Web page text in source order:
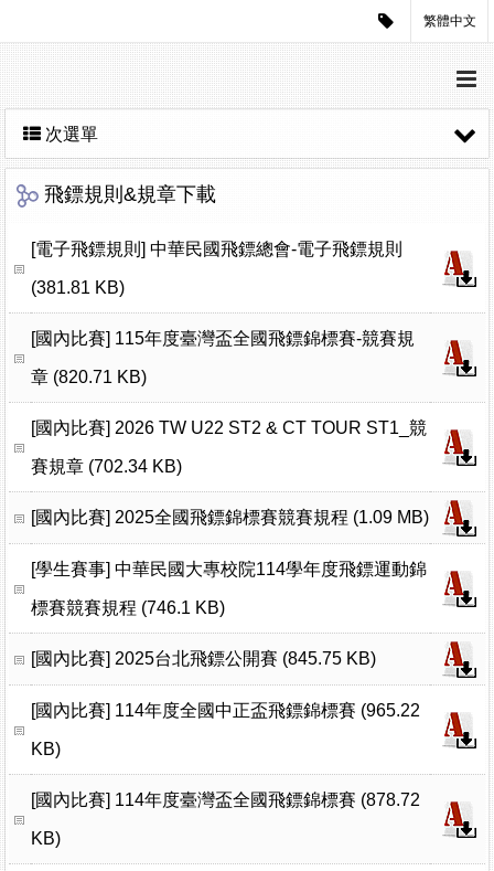
繁體中文
次選單
飛鏢規則&規章下載
[電子飛鏢規則] 中華民國飛鏢總會-電子飛鏢規則
(381.81 KB)
[國內比賽] 115年度臺灣盃全國飛鏢錦標賽-競賽規
章 (820.71 KB)
[國內比賽] 2026 TW U22 ST2 & CT TOUR ST1_競
賽規章 (702.34 KB)
[國內比賽] 2025全國飛鏢錦標賽競賽規程 (1.09 MB)
[學生賽事] 中華民國大專校院114學年度飛鏢運動錦
標賽競賽規程 (746.1 KB)
[國內比賽] 2025台北飛鏢公開賽 (845.75 KB)
[國內比賽] 114年度全國中正盃飛鏢錦標賽 (965.22
KB)
[國內比賽] 114年度臺灣盃全國飛鏢錦標賽 (878.72
KB)